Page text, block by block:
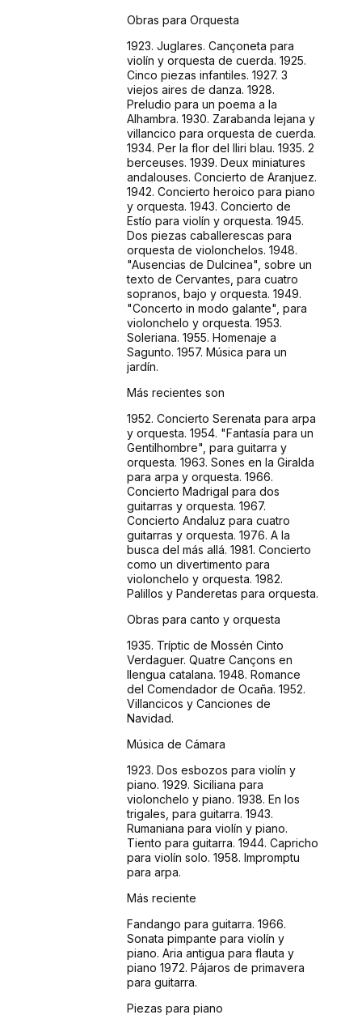
Obras para Orquesta
1923. Juglares. Cançoneta para
violín y orquesta de cuerda. 1925.
Cinco piezas infantiles. 1927. 3
viejos aires de danza. 1928.
Preludio para un poema a la
Alhambra. 1930. Zarabanda lejana y
villancico para orquesta de cuerda.
1934. Per la flor del lliri blau. 1935. 2
berceuses. 1939. Deux miniatures
andalouses. Concierto de Aranjuez.
1942. Concierto heroico para piano
y orquesta. 1943. Concierto de
Estío para violín y orquesta. 1945.
Dos piezas caballerescas para
orquesta de violonchelos. 1948.
"Ausencias de Dulcinea", sobre un
texto de Cervantes, para cuatro
sopranos, bajo y orquesta. 1949.
"Concerto in modo galante", para
violonchelo y orquesta. 1953.
Soleriana. 1955. Homenaje a
Sagunto. 1957. Música para un
jardín.
Más recientes son
1952. Concierto Serenata para arpa
y orquesta. 1954. "Fantasía para un
Gentilhombre", para guitarra y
orquesta. 1963. Sones en la Giralda
para arpa y orquesta. 1966.
Concierto Madrigal para dos
guitarras y orquesta. 1967.
Concierto Andaluz para cuatro
guitarras y orquesta. 1976. A la
busca del más allá. 1981. Concierto
como un divertimento para
violonchelo y orquesta. 1982.
Palillos y Panderetas para orquesta.
Obras para canto y orquesta
1935. Tríptic de Mossén Cinto
Verdaguer. Quatre Cançons en
llengua catalana. 1948. Romance
del Comendador de Ocaña. 1952.
Villancicos y Canciones de
Navidad.
Música de Cámara
1923. Dos esbozos para violín y
piano. 1929. Siciliana para
violonchelo y piano. 1938. En los
trigales, para guitarra. 1943.
Rumaniana para violín y piano.
Tiento para guitarra. 1944. Capricho
para violín solo. 1958. Impromptu
para arpa.
Más reciente
Fandango para guitarra. 1966.
Sonata pimpante para violín y
piano. Aria antigua para flauta y
piano 1972. Pájaros de primavera
para guitarra.
Piezas para piano